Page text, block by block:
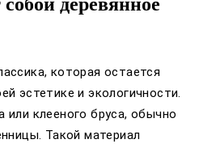
деревянное
которая остается
эстетике и экологичности.
клееного бруса, обычно
Такой материал